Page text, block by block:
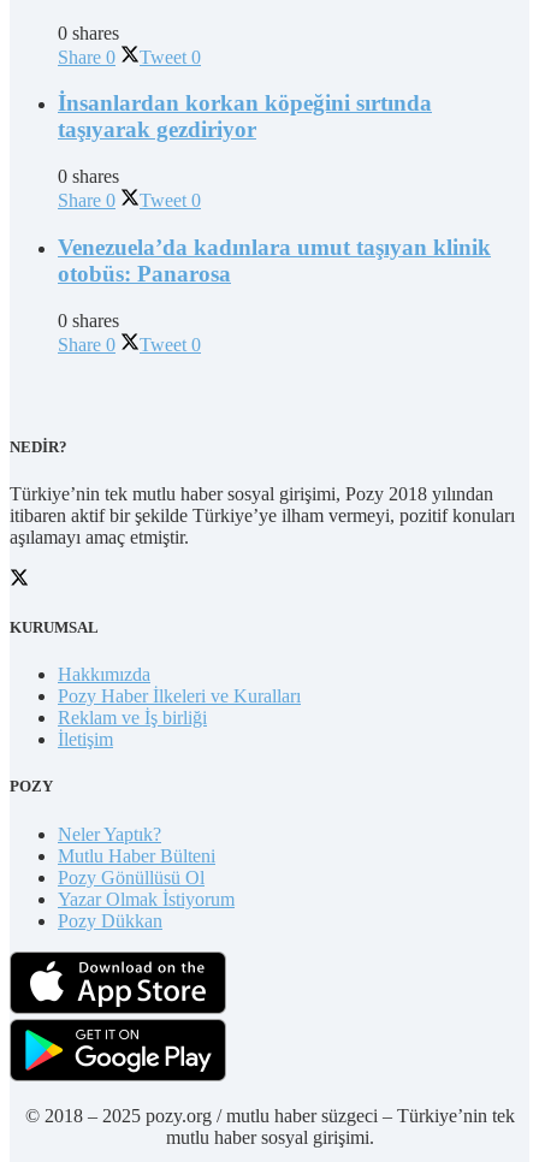
0 shares
Share 0 Tweet 0
İnsanlardan korkan köpeğini sırtında
taşıyarak gezdiriyor
0 shares
Share 0 Tweet 0
Venezuela’da kadınlara umut taşıyan klinik
otobüs: Panarosa
0 shares
Share 0 Tweet 0
NEDİR?
Türkiye’nin tek mutlu haber sosyal girişimi, Pozy 2018 yılından
itibaren aktif bir şekilde Türkiye’ye ilham vermeyi, pozitif konuları
aşılamayı amaç etmiştir.
KURUMSAL
Hakkımızda
Pozy Haber İlkeleri ve Kuralları
Reklam ve İş birliği
İletişim
POZY
Neler Yaptık?
Mutlu Haber Bülteni
Pozy Gönüllüsü Ol
Yazar Olmak İstiyorum
Pozy Dükkan
© 2018 – 2025 pozy.org / mutlu haber süzgeci – Türkiye’nin tek
mutlu haber sosyal girişimi.